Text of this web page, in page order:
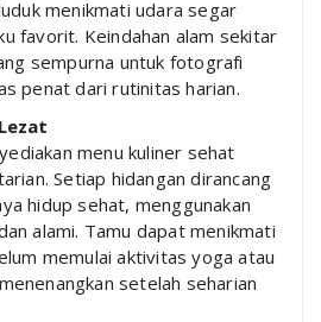
menikmati udara segar
favorit. Keindahan alam sekitar
sempurna untuk fotografi
penat dari rutinitas harian.
menu kuliner sehat
Setiap hidangan dirancang
hidup sehat, menggunakan
alami. Tamu dapat menikmati
memulai aktivitas yoga atau
setelah seharian